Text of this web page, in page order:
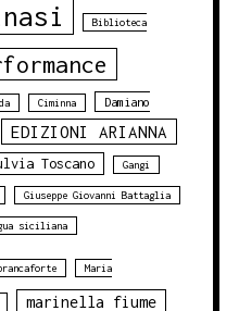
Biblioteca
Ciminna Damiano
EDIZIONI ARIANNA
Toscano Gangi
Giuseppe Giovanni Battaglia
siciliana
Maria
marinella fiume